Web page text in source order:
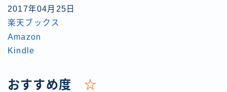
2017年04月25日
楽天ブックス
Amazon
Kindle
おすすめ度 ☆